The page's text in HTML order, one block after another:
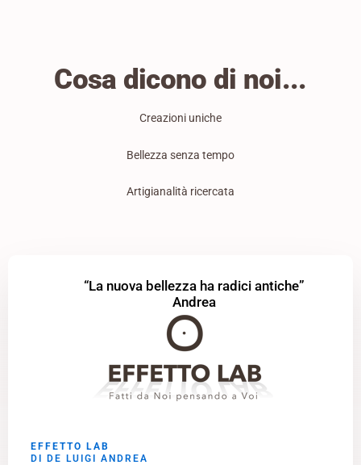
Cosa dicono di noi...
Creazioni uniche
Bellezza senza tempo
Artigianalità ricercata
“La nuova bellezza ha radici antiche”
Andrea
EFFETTO LAB
DI DE LUIGI ANDREA